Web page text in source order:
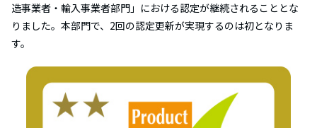
造事業者・輸入事業者部門」における認定が継続されることとな
りました。本部門で、2回の認定更新が実現するのは初となりま
す。